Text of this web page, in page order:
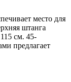
место для
штанга
см. 45-
предлагает